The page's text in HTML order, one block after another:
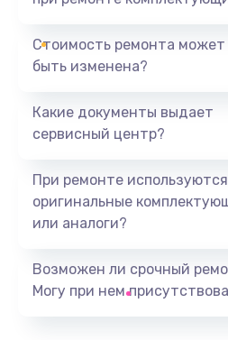
Стоимость ремонта может
быть изменена?
Какие документы выдает
сервисный центр?
При ремонте используются
оригинальные
или аналоги?
Возможен ли срочный
Могу при нем